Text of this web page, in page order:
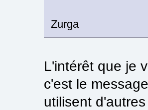
Zurga
L'intérêt que je
c'est le
utilisent